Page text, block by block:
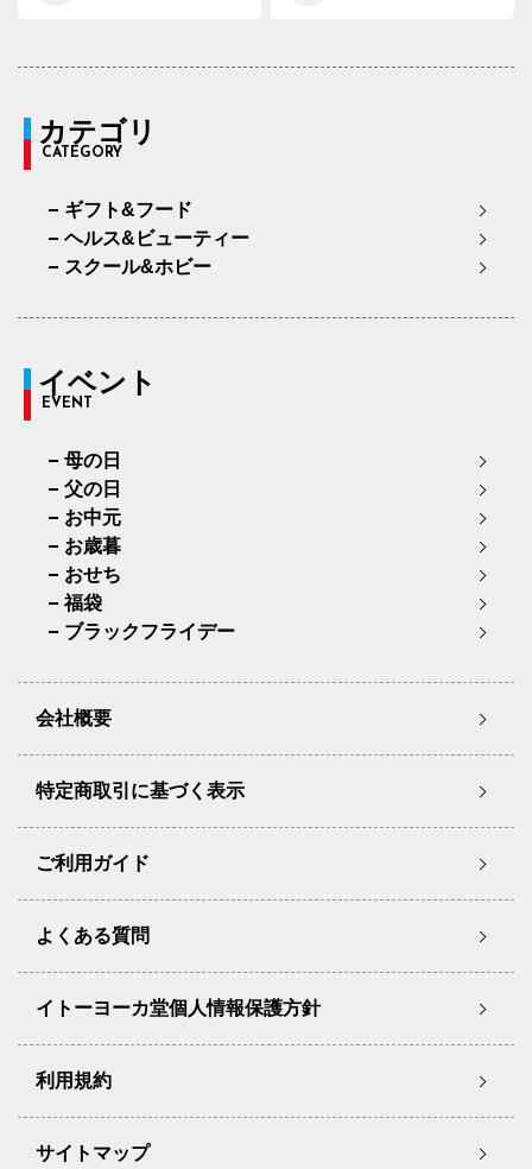
カテゴリ
CATEGORY
ギフト&フード
ヘルス&ビューティー
スクール&ホビー
イベント
EVENT
母の日
父の日
お中元
お歳暮
おせち
福袋
ブラックフライデー
会社概要
特定商取引に基づく表示
ご利用ガイド
よくある質問
イトーヨーカ堂個人情報保護方針
利用規約
サイトマップ